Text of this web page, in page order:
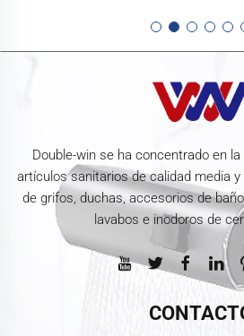
Double-win se ha concentrado en
artículos sanitarios de calidad media
de grifos, duchas, accesorios de
lavabos e inodoros de